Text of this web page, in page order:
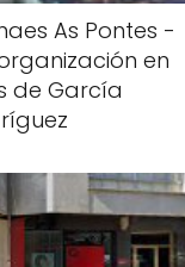
As Pontes -
en
de García